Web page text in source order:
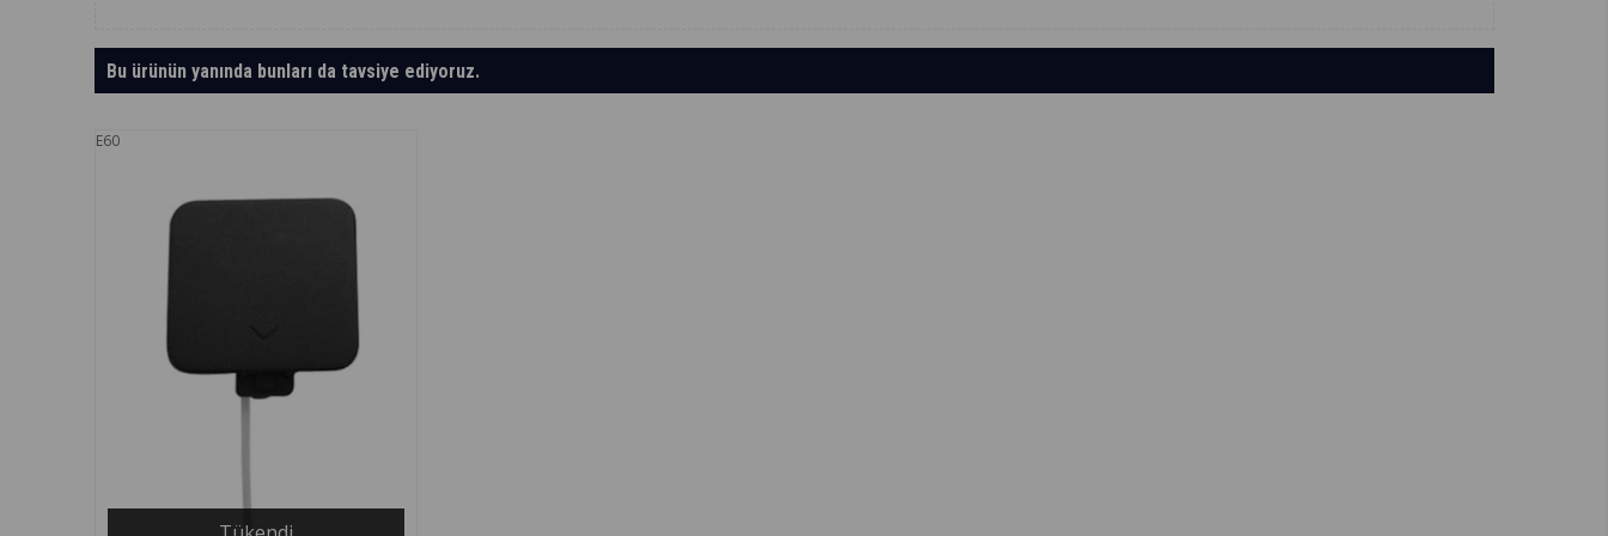
Bu ürünün yanında bunları da tavsiye ediyoruz.
E60